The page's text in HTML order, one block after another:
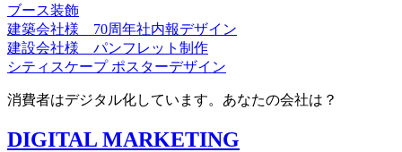
ブース装飾
建築会社様 70周年社内報デザイン
建設会社様 パンフレット制作
シティスケープ ポスターデザイン
消費者はデジタル化しています。あなたの会社は？
DIGITAL MARKETING